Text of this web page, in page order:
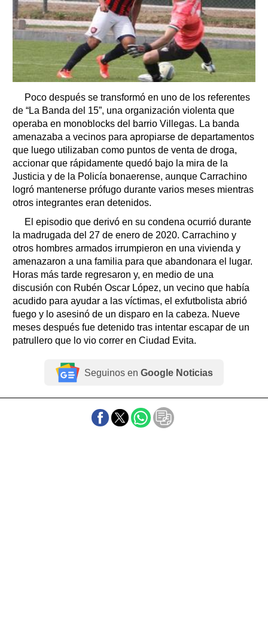
Poco después se transformó en uno de los referentes
de “La Banda del 15”, una organización violenta que
operaba en monoblocks del barrio Villegas. La banda
amenazaba a vecinos para apropiarse de departamentos
que luego utilizaban como puntos de venta de droga,
accionar que rápidamente quedó bajo la mira de la
Justicia y de la Policía bonaerense, aunque Carrachino
logró mantenerse prófugo durante varios meses mientras
otros integrantes eran detenidos.
El episodio que derivó en su condena ocurrió durante
la madrugada del 27 de enero de 2020. Carrachino y
otros hombres armados irrumpieron en una vivienda y
amenazaron a una familia para que abandonara el lugar.
Horas más tarde regresaron y, en medio de una
discusión con Rubén Oscar López, un vecino que había
acudido para ayudar a las víctimas, el exfutbolista abrió
fuego y lo asesinó de un disparo en la cabeza. Nueve
meses después fue detenido tras intentar escapar de un
patrullero que lo vio correr en Ciudad Evita.
Seguinos en Google Noticias